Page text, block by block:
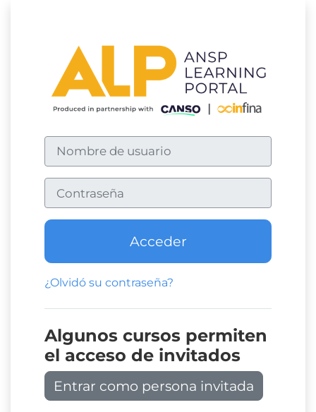
Entrar a
Nombre de usuario
Acceder
¿Olvidó su contraseña?
Algunos cursos permiten
el acceso de invitados
Entrar como persona invitada